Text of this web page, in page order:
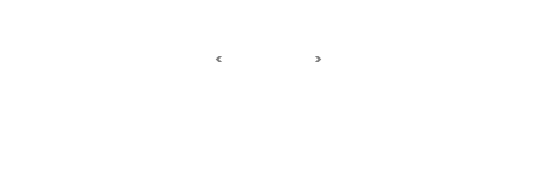
< >